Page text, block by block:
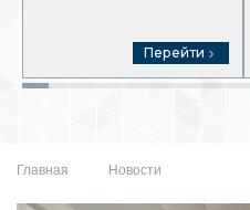
Перейти
Главная Новости